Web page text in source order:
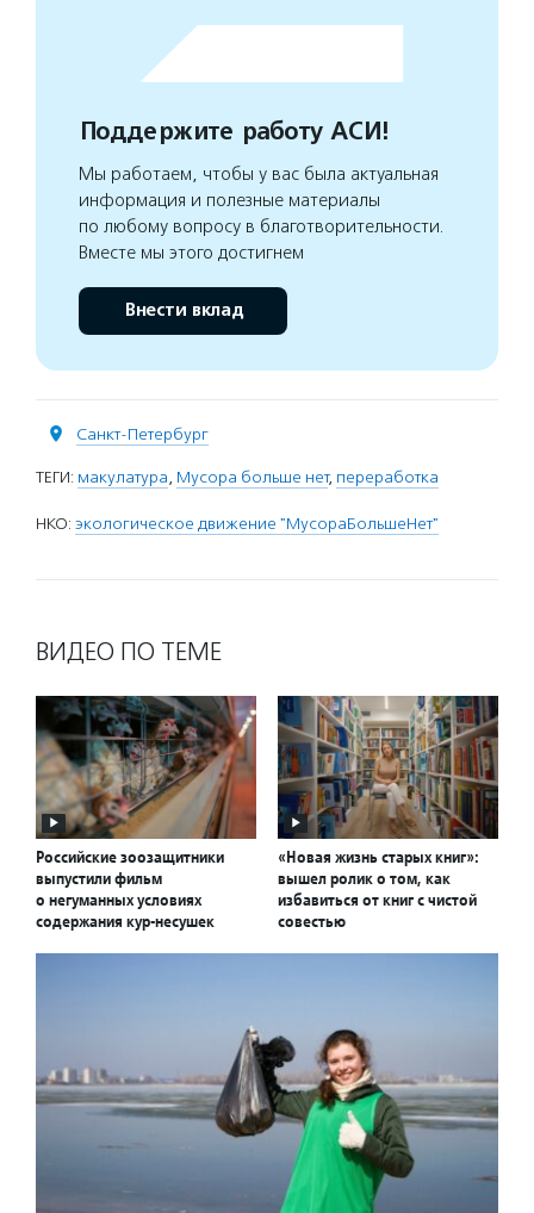
Поддержите работу АСИ!
Мы работаем, чтобы у вас была актуальная
информация и полезные материалы
по любому вопросу в благотворительности.
Вместе мы этого достигнем
Внести вклад
Санкт-Петербург
ТЕГИ: макулатура, Мусора больше нет, переработка
НКО: экологическое движение "МусораБольшеНет"
ВИДЕО ПО ТЕМЕ
Российские зоозащитники
выпустили фильм
о негуманных условиях
содержания кур-несушек
«Новая жизнь старых книг»:
вышел ролик о том, как
избавиться от книг с чистой
совестью